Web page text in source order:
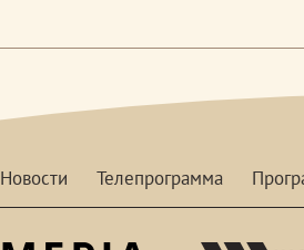
Новости Телепрограмма